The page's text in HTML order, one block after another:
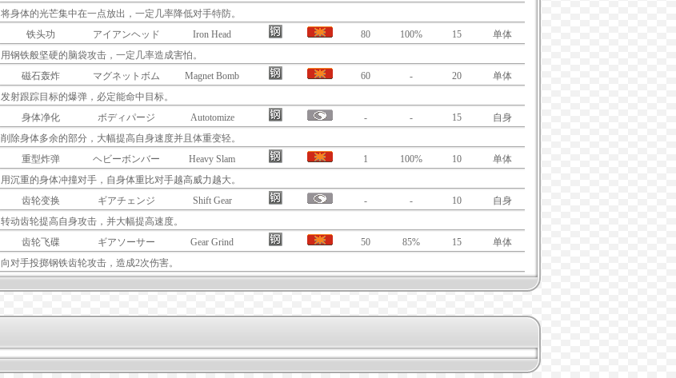
将身体的光芒集中在一点放出，一定几率降低对手特防。
铁头功
アイアンヘッド Iron Head 80 100% 15
单体
用钢铁般坚硬的脑袋攻击，一定几率造成害怕。
磁石轰炸
マグネットボム Magnet Bomb 60 - 20
单体
发射跟踪目标的爆弹，必定能命中目标。
身体净化
ボディパージ Autotomize - - 15
自身
削除身体多余的部分，大幅提高自身速度并且体重变轻。
重型炸弹
ヘビーボンバー Heavy Slam 1 100% 10
单体
用沉重的身体冲撞对手，自身体重比对手越高威力越大。
齿轮变换
ギアチェンジ Shift Gear - - 10
自身
转动齿轮提高自身攻击，并大幅提高速度。
齿轮飞碟
ギアソーサー Gear Grind 50 85% 15
单体
向对手投掷钢铁齿轮攻击，造成2次伤害。